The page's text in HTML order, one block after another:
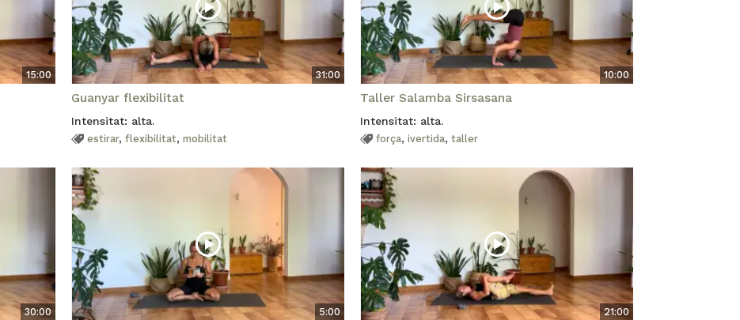
15:00 31:00
Guanyar flexibilitat
Intensitat: alta.
estirar,flexibilitat,mobilitat
10:00
Taller Salamba Sirsasana
Intensitat: alta.
força,ivertida,taller
30:00 5:00 21:00